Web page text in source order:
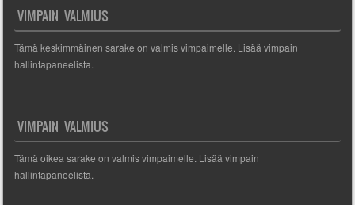
VIMPAIN VALMIUS
Tämä keskimmäinen sarake on valmis vimpaimelle. Lisää vimpain
hallintapaneelista.
VIMPAIN VALMIUS
Tämä oikea sarake on valmis vimpaimelle. Lisää vimpain
hallintapaneelista.